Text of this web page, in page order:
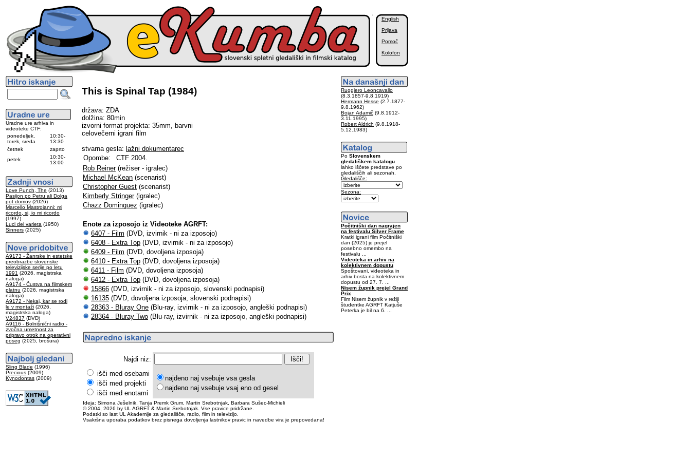
English
Prijava
Pomoč
Kolofon
Uradne ure arhiva in
videoteke CTF:
ponedeljek,
torek, sreda
10:30-
13:30
četrtek
zaprto
petek
10:30-
13:00
Love Punch, The (2013)
Pasijon po Petru ali Dolga
pot domov (2026)
Marcello Mastroianni: mi
ricordo, si, io mi ricordo
(1997)
Luci del varieta (1950)
Sinners (2025)
A9173 - Žanrske in estetske
preobrazbe slovenske
televizijske serije po letu
1991 (2026, magistrska
naloga)
A9174 - Čustva na filmskem
platnu (2026, magistrska
naloga)
A9172 - Nekaj, kar se rodi
le v montaži (2026,
magistrska naloga)
V24837 (DVD)
A9116 - Bolnišnični radio -
zvočna umetnost za
pripravo otrok na operativni
poseg (2025, brošura)
Sling Blade (1996)
Precious (2009)
Kynodontas (2009)
This is Spinal Tap (1984)
država: ZDA
dolžina: 80min
izvorni format projekta: 35mm, barvni
celovečerni igrani film
stvarna gesla: lažni dokumentarec
Opombe:
CTF 2004.
Rob Reiner(režiser - igralec)
Michael McKean (scenarist)
Christopher Guest (scenarist)
Kimberly Stringer(igralec)
Chazz Dominguez (igralec)
Enote za izposojo iz Videoteke AGRFT:
6407 - Film (DVD, izvirnik - ni za izposojo)
6408 - Extra Top (DVD, izvirnik - ni za izposojo)
6409 - Film (DVD, dovoljena izposoja)
6410 - Extra Top (DVD, dovoljena izposoja)
6411 - Film (DVD, dovoljena izposoja)
6412 - Extra Top (DVD, dovoljena izposoja)
15866 (DVD, izvirnik - ni za izposojo, slovenski podnapisi)
16135 (DVD, dovoljena izposoja, slovenski podnapisi)
28363 - Bluray One (Blu-ray, izvirnik - ni za izposojo, angleški podnapisi)
28364 - Bluray Two (Blu-ray, izvirnik - ni za izposojo, angleški podnapisi)
Najdi niz:
išči med osebami
išči med projekti
išči med enotami
najdeno naj vsebuje vsa gesla
najdeno naj vsebuje vsaj eno od gesel
Ideja: Simona Ješelnik, Tanja Premk Grum, Martin Srebotnjak, Barbara Sušec-Michieli
© 2004, 2026 by UL AGRFT & Martin Srebotnjak. Vse pravice pridržane.
Podatki so last UL Akademije za gledališče, radio, film in televizijo.
Vsakršna uporaba podatkov brez pisnega dovoljenja lastnikov pravic in navedbe vira je prepovedana!
Ruggiero Leoncavallo
(8.3.1857-9.8.1919)
Hermann Hesse (2.7.1877-
9.8.1962)
Bojan Adamič (9.8.1912-
3.11.1995)
Robert Aldrich (9.8.1918-
5.12.1983)
Po Slovenskem
gledališkem katalogu
lahko iščete predstave po
gledališčih ali sezonah.
Gledališče:
Sezona:
Počitniški dan nagrajen
na festivalu Silver Frame
Kratki igrani film Počitniški
dan (2025) je prejel
posebno omembo na
festivalu ...
Videoteka in arhiv na
kolektivnem dopustu
Spoštovani, videoteka in
arhiv bosta na kolektivnem
dopustu od 27. 7. ...
Nisem župnik prejel Grand
Prix
Film Nisem župnik v režiji
študentke AGRFT Katjuše
Peterka je bil na 6. ...